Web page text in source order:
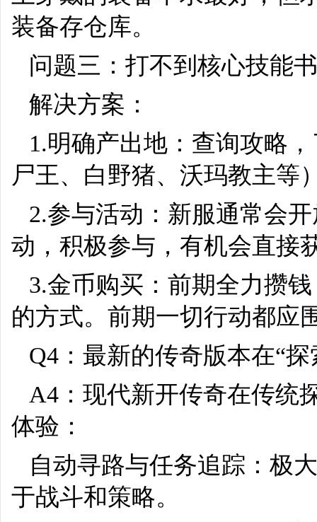
装备存仓库。
问题三：打不到核心技能
解决方案：
1.明确产出地：查询攻略
尸王、白野猪、沃玛教主等
2.参与活动：新服通常会
动，积极参与，有机会直接
3.金币购买：前期全力攒
的方式。前期一切行动都应
Q4：最新的传奇版本在“
A4：现代新开传奇在传统
体验：
自动寻路与任务追踪：极
于战斗和策略。